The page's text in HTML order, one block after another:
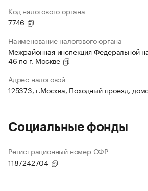
Код налогового органа
7746
Наименование налогового органа
Межрайонная инспекция Федеральной
46 по г. Москве
Адрес налоговой
125373, г.Москва, Походный проезд,
Социальные фонды
Регистрационный номер СФР
1187242704